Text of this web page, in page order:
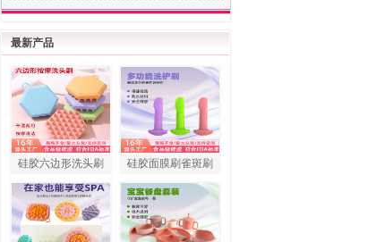
最新产品
硅胶六边形洗头刷 硅胶面膜刷雀斑刷